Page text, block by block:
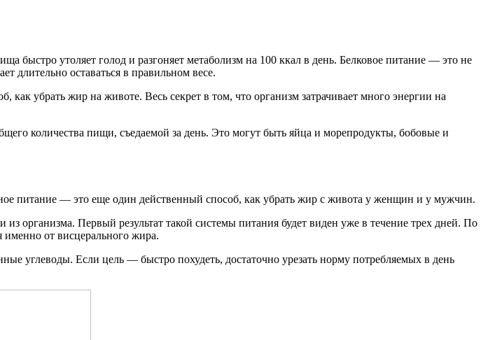
быстро утоляет голод и разгоняет метаболизм на 100 ккал в день. Белковое питание — это не
длительно оставаться в правильном весе.
убрать жир на животе. Весь секрет в том, что организм затрачивает много энергии на
количества пищи, съедаемой за день. Это могут быть яйца и морепродукты, бобовые и
питание — это еще один действенный способ, как убрать жир с живота у женщин и у мужчин.
организма. Первый результат такой системы питания будет виден уже в течение трех дней. По
именно от висцерального жира.
углеводы. Если цель — быстро похудеть, достаточно урезать норму потребляемых в день